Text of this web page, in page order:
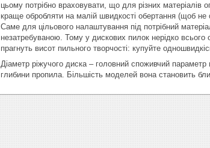
цьому потрібно враховувати, що для різних
краще обробляти на малій швидкості обертання (щоб
Саме для цільового налаштування під потрібний
незатребуваною. Тому у дискових пилок нерідко
прагнуть висот пильного творчості: купуйте
Діаметр ріжучого диска – головний споживчий
глибини пропила. Більшість моделей вона становить